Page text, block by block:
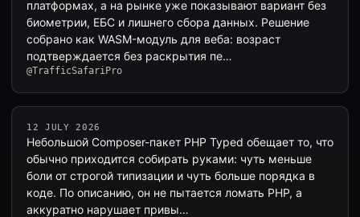
платформах, а на рынке уже показывают вариант без
биометрии, ЕБС и лишнего сбора данных. Решение
собрано как WASM-модуль для веба: возраст
подтверждается без раскрытия пе…
@TrafficSafariPro
12 JULY 2026
Небольшой Composer-пакет PHP Typed обещает то, что
обычно приходится собирать руками: чуть меньше
боли от строгой типизации и чуть больше порядка в
коде. По описанию, он не пытается ломать PHP, а
аккуратно нарушает привы…